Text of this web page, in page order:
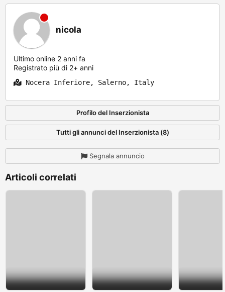
nicola
Ultimo online 2 anni fa
Registrato più di 2+ anni
Nocera Inferiore, Salerno, Italy
Profilo del Inserzionista
Tutti gli annunci del Inserzionista (8)
Segnala annuncio
Articoli correlati